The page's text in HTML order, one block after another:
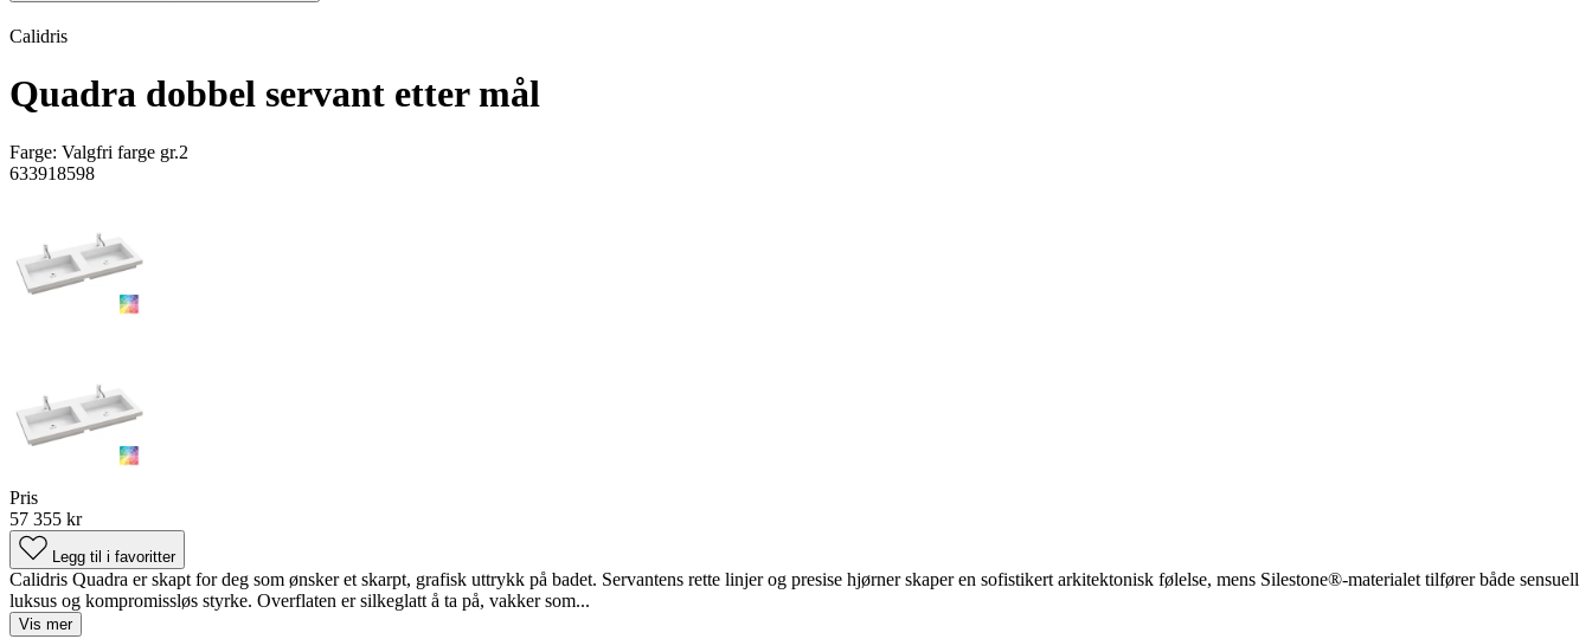
Calidris
Quadra dobbel servant etter mål
Farge: Valgfri farge gr.2
633918598
Pris
57 355 kr
Legg til i favoritter
Calidris Quadra er skapt for deg som ønsker et skarpt, grafisk uttrykk på badet. Servantens rette linjer og presise hjørner skaper en sofistikert arkitektonisk følelse, mens Silestone®-materialet tilfører både sensuell
luksus og kompromissløs styrke. Overflaten er silkeglatt å ta på, vakker som...
Vis mer